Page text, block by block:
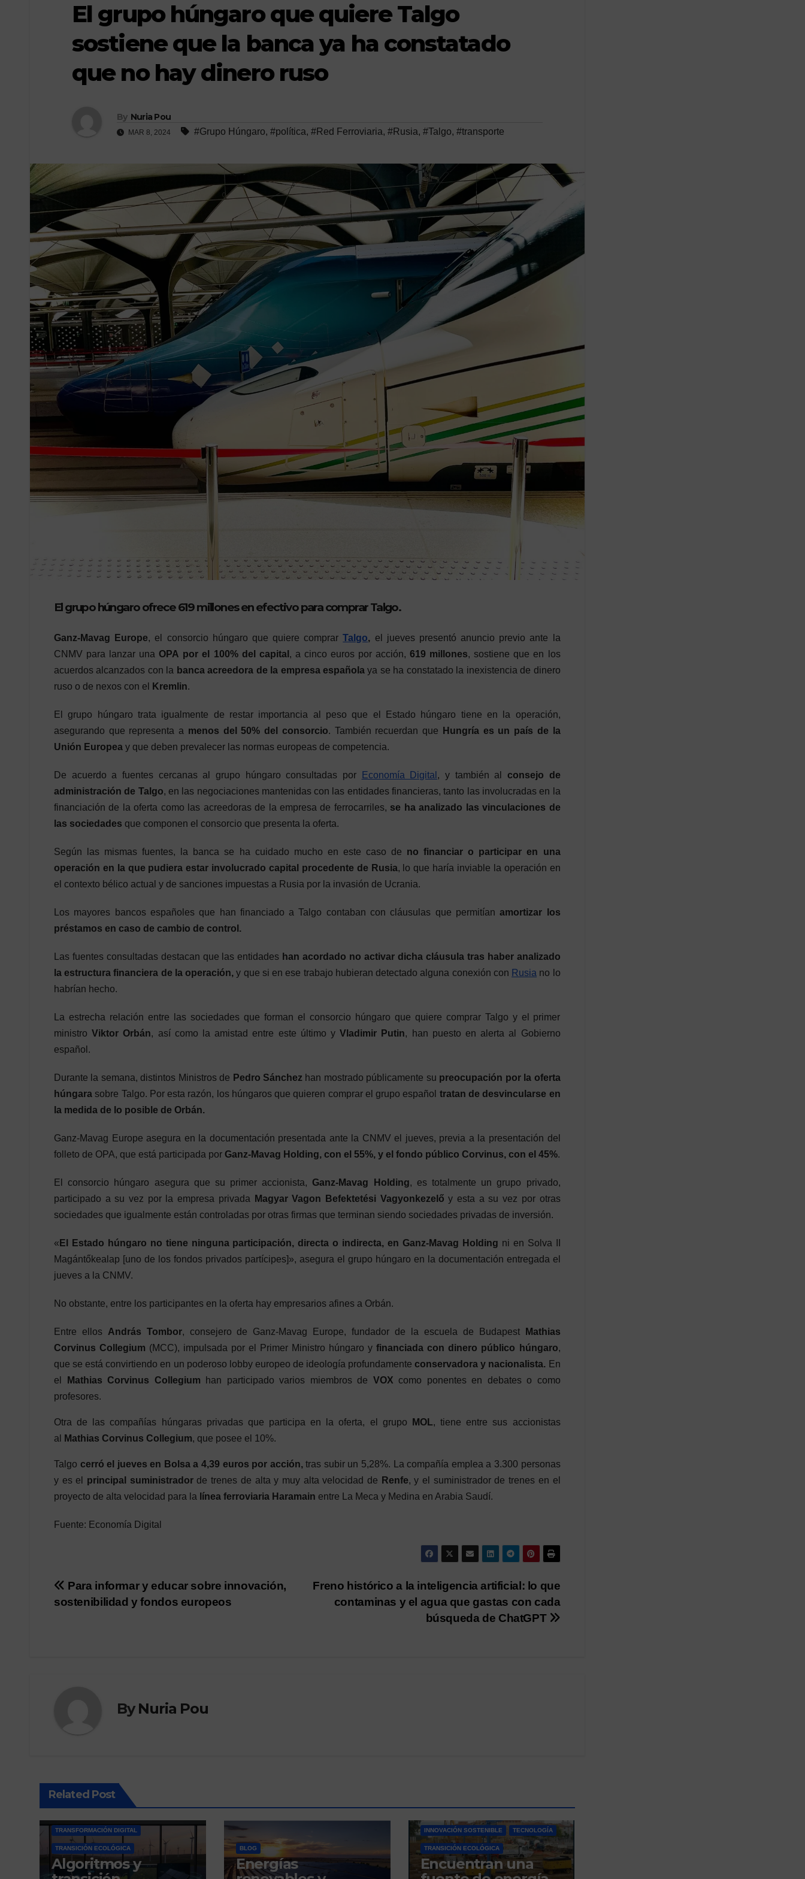
El grupo húngaro que quiere Talgo
sostiene que la banca ya ha constatado
que no hay dinero ruso
By Nuria Pou
MAR 8, 2024 #Grupo Húngaro, #política, #Red Ferroviaria, #Rusia, #Talgo, #transporte
El grupo húngaro ofrece 619 millones en efectivo para comprar Talgo.
Ganz-Mavag Europe, el consorcio húngaro que quiere comprarTalgo, el jueves presentó anuncio previo ante la
CNMV para lanzar una OPA por el 100% del capital , a cinco euros por acción, 619 millones, sostiene que en los
acuerdos alcanzados con la banca acreedora de la empresa españolaya se ha constatado la inexistencia de dinero
ruso o de nexos con el
Kremlin.
El grupo húngaro trata igualmente de restar importancia al peso que el Estado húngaro tiene en la operación,
asegurando que representa a menos del 50% del consorcio. También recuerdan que Hungría es un país de la
Unión Europea y que deben prevalecer las normas europeas de competencia.
De acuerdo a fuentes cercanas al grupo húngaro consultadas por Economía Digital , y también al consejo de
administración de Talgo, en las negociaciones mantenidas con las entidades financieras, tanto las involucradas en la
financiación de la oferta como las acreedoras de la empresa de ferrocarriles, se ha analizado las vinculaciones de
las sociedades que componen el consorcio que presenta la oferta.
Según las mismas fuentes, la banca se ha cuidado mucho en este caso de no financiar o participar en una
operación en la que pudiera estar involucrado capital procedente de Rusia, lo que haría inviable la operación en
el contexto bélico actual y de sanciones impuestas a Rusia por la invasión de Ucrania.
Los mayores bancos españoles que han financiado a Talgo contaban con cláusulas que permitíanamortizar los
préstamos en caso de cambio de control.
Las fuentes consultadas destacan que las entidades han acordado no activar dicha cláusula tras haber analizado
la estructura financiera de la operación, y que si en ese trabajo hubieran detectado alguna conexión con Rusia no lo
habrían hecho.
La estrecha relación entre las sociedades que forman el consorcio húngaro que quiere comprar Talgo y el primer
ministroViktor Orbán, así como la amistad entre este último yVladimir Putin, han puesto en alerta al Gobierno
español.
Durante la semana, distintos Ministros de Pedro Sánchez han mostrado públicamente su preocupación por la oferta
húngara sobre Talgo. Por esta razón, los húngaros que quieren comprar el grupo español tratan de desvincularse en
la medida de lo posible de Orbán.
Ganz-Mavag Europe asegura en la documentación presentada ante la CNMV el jueves, previa a la presentación del
folleto de OPA, que está participada por Ganz-Mavag Holding, con el 55%, y el fondo público Corvinus, con el 45%.
El consorcio húngaro asegura que su primer accionista, Ganz-Mavag Holding, es totalmente un grupo privado,
participado a su vez por la empresa privada
Magyar Vagon Befektetési Vagyonkezelő y esta a su vez por otras
sociedades que igualmente están controladas por otras firmas que terminan siendo sociedades privadas de inversión.
« El Estado húngaro no tiene ninguna participación, directa o indirecta, en Ganz-Mavag Holding ni en Solva II
Magántőkealap [uno de los fondos privados partícipes]», asegura el grupo húngaro en la documentación entregada el
jueves a la CNMV.
No obstante, entre los participantes en la oferta hay empresarios afines a Orbán.
Entre ellos András Tombor, consejero de Ganz-Mavag Europe, fundador de la escuela de Budapest
Mathias
Corvinus Collegium (MCC), impulsada por el Primer Ministro húngaro yfinanciada con dinero público húngaro,
que se está convirtiendo en un poderoso lobby europeo de ideología profundamenteconservadora y nacionalista. En
el
Mathias Corvinus Collegium han participado varios miembros de VOX como ponentes en debates o como
profesores.
Otra de las compañías húngaras privadas que participa en la oferta, el grupo MOL, tiene entre sus accionistas
al
Mathias Corvinus Collegium, que posee el 10%.
Talgo cerró el jueves en Bolsa a 4,39 euros por acción,tras subir un 5,28%. La compañía emplea a 3.300 personas
y es el principal suministradorde trenes de alta y muy alta velocidad de Renfe, y el suministrador de trenes en el
proyecto de alta velocidad para la línea ferroviaria Haramain entre La Meca y Medina en Arabia Saudí.
Fuente: Economía Digital
Post
navigation
Freno histórico a la inteligencia artificial: lo que
contaminas y el agua que gastas con cada
búsqueda de ChatGPT
Para informar y educar sobre innovación,
sostenibilidad y fondos europeos
By Nuria Pou
Related Post
BLOG INNOVACIÓN SOSTENIBLE
TRANSFORMACIÓN DIGITAL
TRANSICIÓN ECOLÓGICA
Algoritmos y
BLOG
Energías
INNOVACIÓN SOSTENIBLE TECNOLOGÍA
TRANSICIÓN ECOLÓGICA
Encuentran una